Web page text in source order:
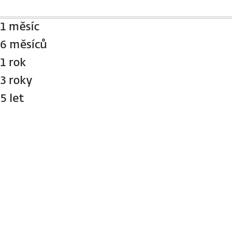
1 měsíc
6 měsíců
1 rok
3 roky
5 let